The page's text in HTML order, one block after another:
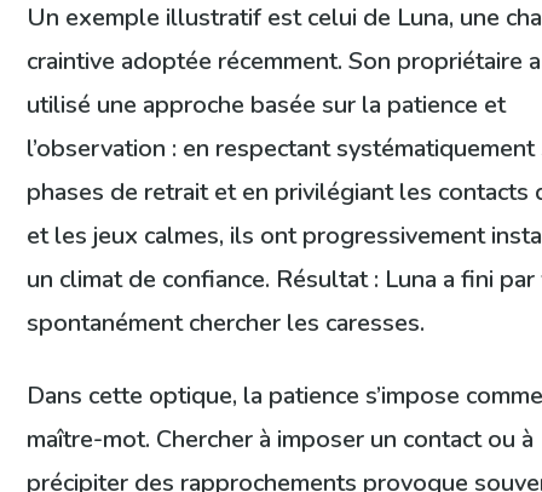
Un exemple illustratif est celui de Luna, une
craintive adoptée récemment. Son propriétaire a
utilisé une approche basée sur la patience et
l’observation : en respectant systématiquement
phases de retrait et en privilégiant les contacts
et les jeux calmes, ils ont progressivement
un climat de confiance. Résultat : Luna a fini par
spontanément chercher les caresses.
Dans cette optique, la patience s’impose
maître-mot. Chercher à imposer un contact ou à
précipiter des rapprochements provoque